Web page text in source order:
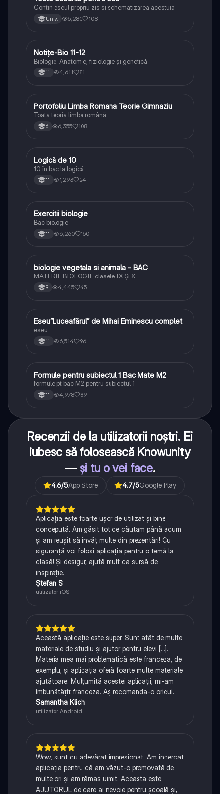
Contin eseul propriu zis si schematizarea acestuia
Univ. 5,280 108
Biologie
Notițe-Bio 11-12
Biologie. Anatomie, fiziologie și genetică
11 4,611 81
Limba și literatura română
Portofoliu Limba Romana Teorie Gimnaziu
Toata teoria limba română
6 6,355 108
Logică
Logică de 10
10 în bac la logică
11 1,293 24
Biologie
Exercitii biologie
Bac biologie
11 6,260 150
Biologie
biologie vegetala si animala - BAC
MATERIE BIOLOGIE clasele IX Şi X
9 4,445 45
Limba și literatura română
Eseu”Luceafărul” de Mihai Eminescu complet
eseu
11 6,514 96
Matematică
Formule pentru subiectul 1 Bac Mate M2
formule pt bac M2 pentru subiectul 1
11 4,978 89
Recenzii de la utilizatorii noștri. Ei
iubesc să folosească Knowunity
— și tu o vei face.
4.6/5App Store 4.7/5Google Play
Aplicația este foarte ușor de utilizat și bine
concepută. Am găsit tot ce căutam până acum
și am reușit să învăț multe din prezentări! Cu
siguranță voi folosi aplicația pentru o temă la
clasă! Și desigur, ajută mult ca sursă de
inspirație.
Ștefan S
utilizator iOS
Această aplicație este super. Sunt atât de multe
materiale de studiu și ajutor pentru elevi [...].
Materia mea mai problematică este franceza, de
exemplu, și aplicația oferă foarte multe materiale
ajutătoare. Mulțumită acestei aplicații, mi-am
îmbunătățit franceza. Aș recomanda-o oricui.
Samantha Klich
utilizator Android
Wow, sunt cu adevărat impresionat. Am încercat
aplicația pentru că am văzut-o promovată de
multe ori și am rămas uimit. Aceasta este
AJUTORUL de care ai nevoie pentru școală și,